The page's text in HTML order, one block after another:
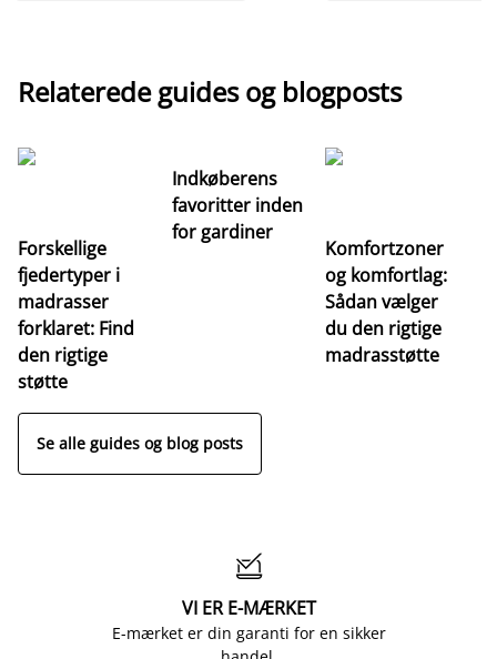
Relaterede guides og blogposts
Forskellige
fjedertyper i
madrasser
forklaret: Find
den rigtige
støtte
Indkøberens
favoritter inden
for gardiner
Komfortzoner
og komfortlag:
Sådan vælger
du den rigtige
madrasstøtte
Se alle guides og blog posts

VI ER E-MÆRKET
E-mærket er din garanti for en sikker